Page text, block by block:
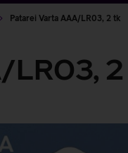
Patarei Varta AAA/LR03, 2 tk
LR03,